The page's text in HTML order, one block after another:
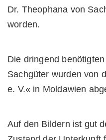
Dr. Theophana von
worden.
Die dringend
Sachgüter wurden von
e. V.« in Moldawien
Auf den Bildern ist gut